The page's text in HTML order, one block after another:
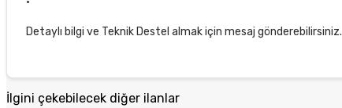
Detaylı bilgi ve Teknik Destel almak için mesaj gönderebilirsiniz.
İlgini çekebilecek diğer ilanlar